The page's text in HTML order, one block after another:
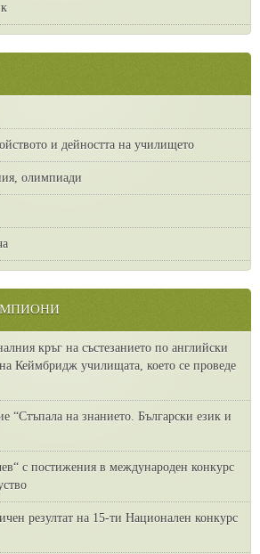
и дейността на училището
олимпиади
кръг на състезанието по английски
Кеймбридж училищата, което се проведе
“Стъпала на знанието. Български език и
с постижения в международен конкурс
резултат на 15-ти Национален конкурс